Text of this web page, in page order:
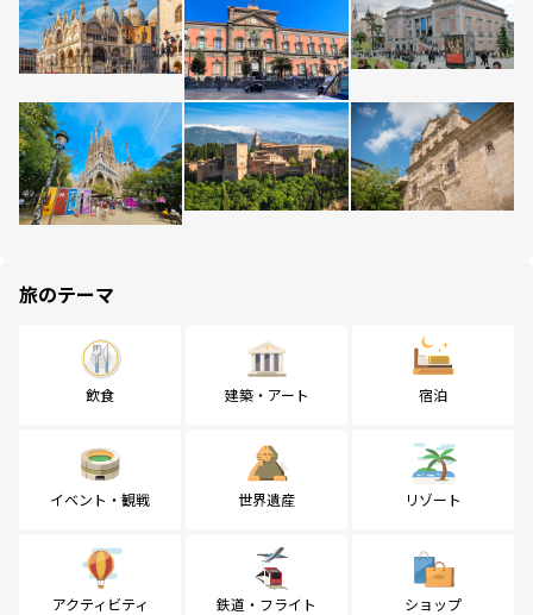
旅のテーマ
飲食 建築・アート 宿泊
イベント・観戦 世界遺産 リゾート
アクティビティ 鉄道・フライト ショップ